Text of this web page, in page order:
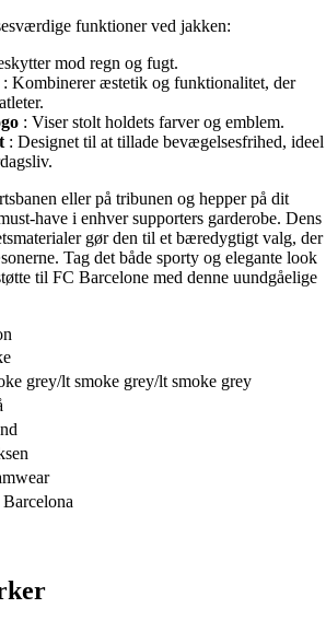
funktioner ved jakken:
mod regn og fugt.
: Kombinerer æstetik og funktionalitet, der
: Viser stolt holdets farver og emblem.
: Designet til at tillade bevægelsesfrihed, ideel
eller på tribunen og hepper på dit
have i enhver supporters garderobe. Dens
gør den til et bæredygtigt valg, der
Tag det både sporty og elegante look
til FC Barcelone med denne uundgåelige
grey/lt smoke grey/lt smoke grey